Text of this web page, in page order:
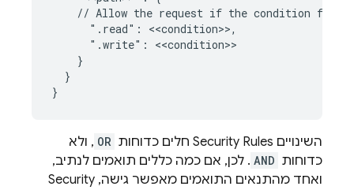
// Allow the request if the condition for
      ".read": <<condition>>,
      ".write": <<condition>>
    }
  }
השינויים Security Rules חלים כדוחות OR , ולא
כדוחות AND . לכן, אם כמה כללים תואמים לנתיב,
ואחד מהתנאים התואמים מאפשר גישה, Security